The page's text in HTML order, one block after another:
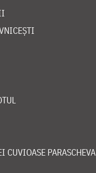
CUVIOASE PARASCHEVA